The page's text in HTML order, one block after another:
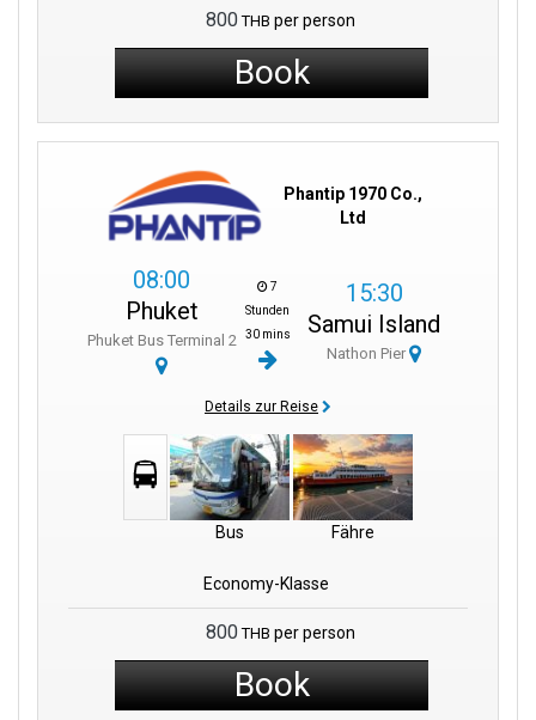
800 THB per person
Book
Phantip 1970 Co.,
Ltd
08:00
Phuket
Phuket Bus Terminal 2
7
Stunden
30 mins
15:30
Samui Island
Nathon Pier
Details zur Reise
Bus Fähre
Economy-Klasse
800 THB per person
Book